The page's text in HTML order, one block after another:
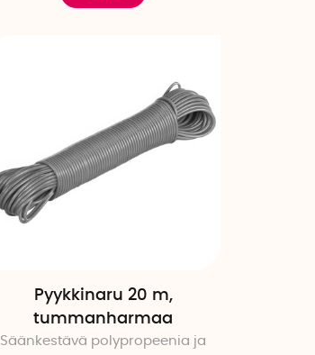
Pyykkinaru 20 m,
tummanharmaa
Säänkestävä polypropeenia ja